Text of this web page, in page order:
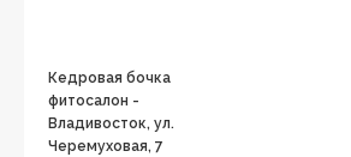
Кедровая бочка
фитосалон -
Владивосток, ул.
Черемуховая, 7